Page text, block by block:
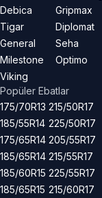
Debica
Tigar
General
Milestone
Viking
Gripmax
Diplomat
Seha
Optimo
Popüler Ebatlar
175/70R13
185/55R14
175/65R14
185/65R14
185/60R15
185/65R15
215/50R17
225/50R17
205/55R17
215/55R17
225/55R17
215/60R17